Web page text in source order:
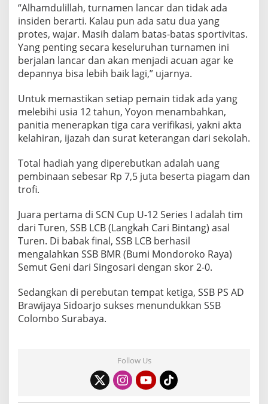
“Alhamdulillah, turnamen lancar dan tidak ada
insiden berarti. Kalau pun ada satu dua yang
protes, wajar. Masih dalam batas-batas sportivitas.
Yang penting secara keseluruhan turnamen ini
berjalan lancar dan akan menjadi acuan agar ke
depannya bisa lebih baik lagi,” ujarnya.
Untuk memastikan setiap pemain tidak ada yang
melebihi usia 12 tahun, Yoyon menambahkan,
panitia menerapkan tiga cara verifikasi, yakni akta
kelahiran, ijazah dan surat keterangan dari sekolah.
Total hadiah yang diperebutkan adalah uang
pembinaan sebesar Rp 7,5 juta beserta piagam dan
trofi.
Juara pertama di SCN Cup U-12 Series I adalah tim
dari Turen, SSB LCB (Langkah Cari Bintang) asal
Turen. Di babak final, SSB LCB berhasil
mengalahkan SSB BMR (Bumi Mondoroko Raya)
Semut Geni dari Singosari dengan skor 2-0.
Sedangkan di perebutan tempat ketiga, SSB PS AD
Brawijaya Sidoarjo sukses menundukkan SSB
Colombo Surabaya.
Follow Us